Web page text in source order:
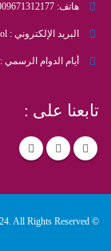
هاتف:
البريد الإلكتروني :
أيام الدوام الرسمي :
تابعنا على :
© Copyright 2024. All Rights Reserved.